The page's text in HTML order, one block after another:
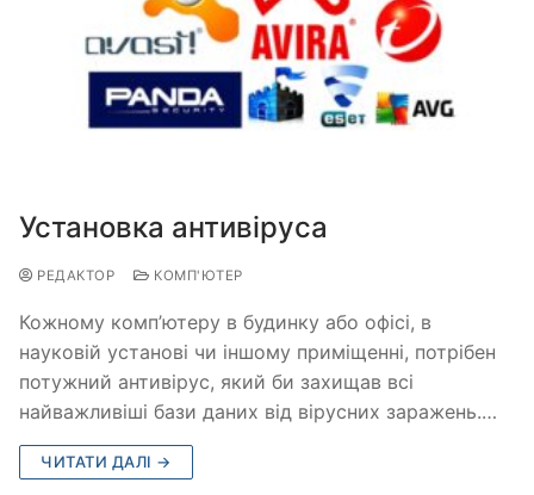
Установка антивіруса
РЕДАКТОР КОМП'ЮТЕР
Кожному комп’ютеру в будинку або офісі, в
науковій установі чи іншому приміщенні, потрібен
потужний антивірус, який би захищав всі
найважливіші бази даних від вірусних заражень.…
ЧИТАТИ ДАЛІ →